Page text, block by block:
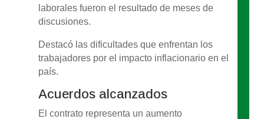
laborales fueron el resultado de meses de
discusiones.
Destacó las dificultades que enfrentan los
trabajadores por el impacto inflacionario en el
país.
Acuerdos alcanzados
El contrato representa un aumento